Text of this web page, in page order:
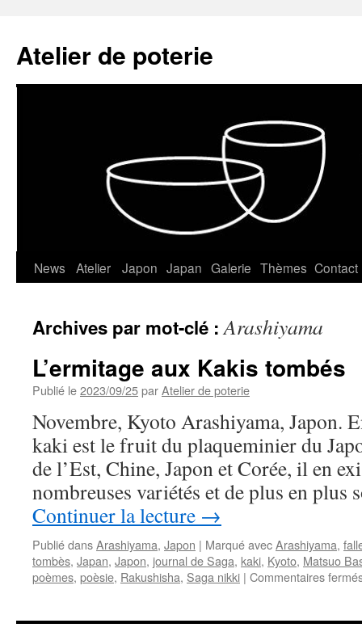
Atelier de poterie
Aller
contenu
News Atelier Japon Japan Galerie Thèmes Contact
Archives par mot-clé :Arashiyama
L’ermitage aux Kakis tombés
Publié le2023/09/25parAtelier de poterie
Novembre, Kyoto Arashiyama,
kaki est le fruit du plaqueminier du
de l’Est, Chine, Japon et Corée, il en
nombreuses variétés et de plus en
Continuer la lecture →
Publié dansArashiyama, Japon | Marqué avecArashiyama,
tombès, Japan, Japon, journal de Saga, kaki, Kyoto, Matsuo
poèmes, poèsie, Rakushisha, Saga nikki | Commentaires